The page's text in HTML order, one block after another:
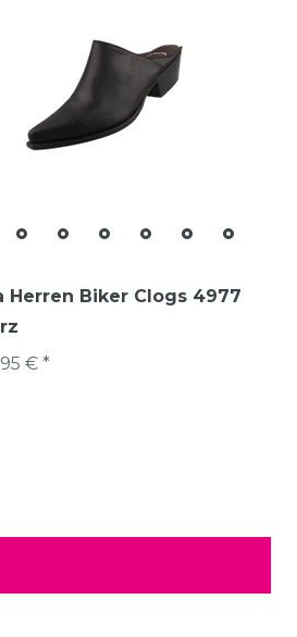
Herren Biker Clogs 4977
€ *